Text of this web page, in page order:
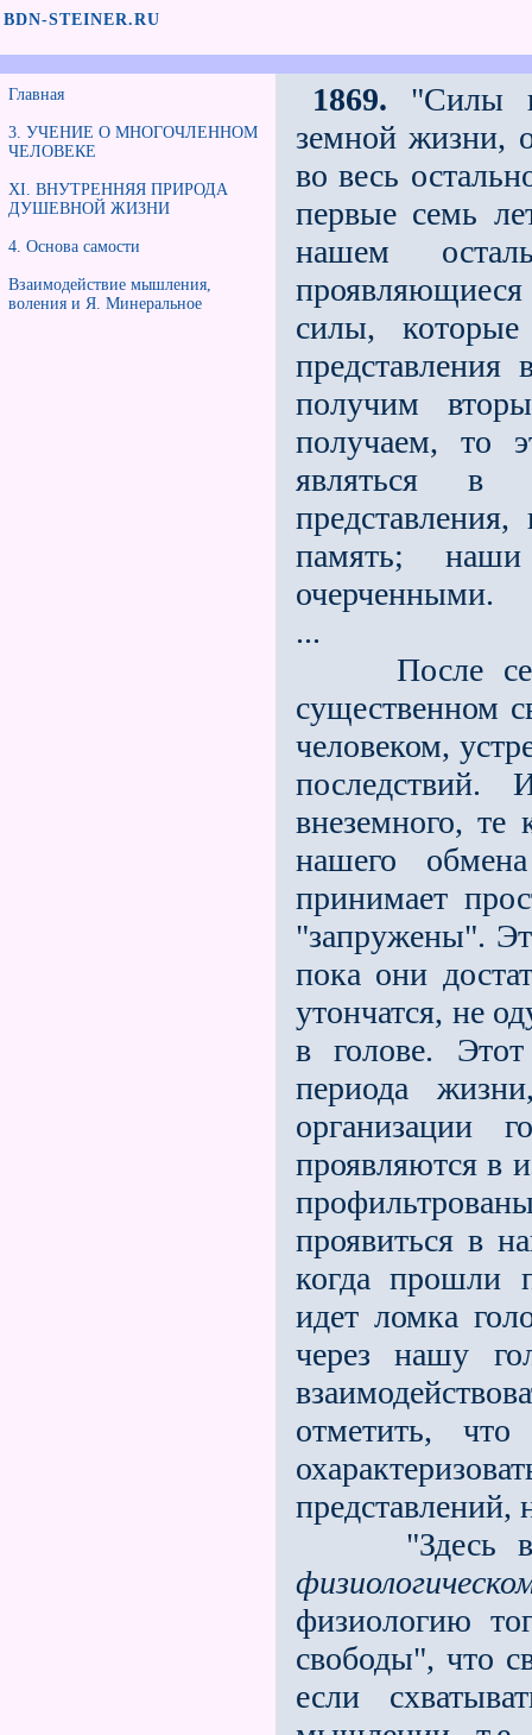
BDN-STEINER.RU
Главная
3. УЧЕНИЕ О МНОГОЧЛЕННОМ
ЧЕЛОВЕКЕ
XI. ВНУТРЕННЯЯ ПРИРОДА
ДУШЕВНОЙ ЖИЗНИ
4. Основа самости
Взаимодействие мышления,
воления и Я. Минеральное
1869. "Силы
земной жизни,
во весь
первые семь
нашем
силы, которые
получим
получаем, то
являться в
па­мять; наши
очерченными.
...
После
существенном
человеком,
последствий.
внеземного,
нашего
принимает
"запружены".
пока они
утончатся, не
в голове.
периода
организации
проявляются в
проявиться в
когда прошли
идет ломка
через нашу
отметить,
представлений,
"Здесь вы
физиологию
свободы", что
если